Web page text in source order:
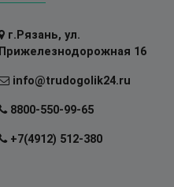
г.Рязань, ул.
Прижелезнодорожная 16
info@trudogolik24.ru
8800-550-99-65
+7(4912) 512-380